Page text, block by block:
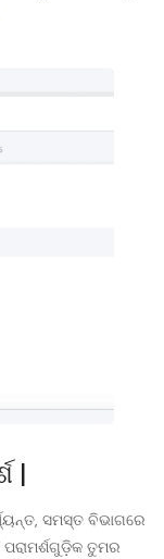
|
ସମସ୍ତ ବିଭାଗରେ
ପରାମର୍ଶଗୁଡ଼ିକ ତୁମର